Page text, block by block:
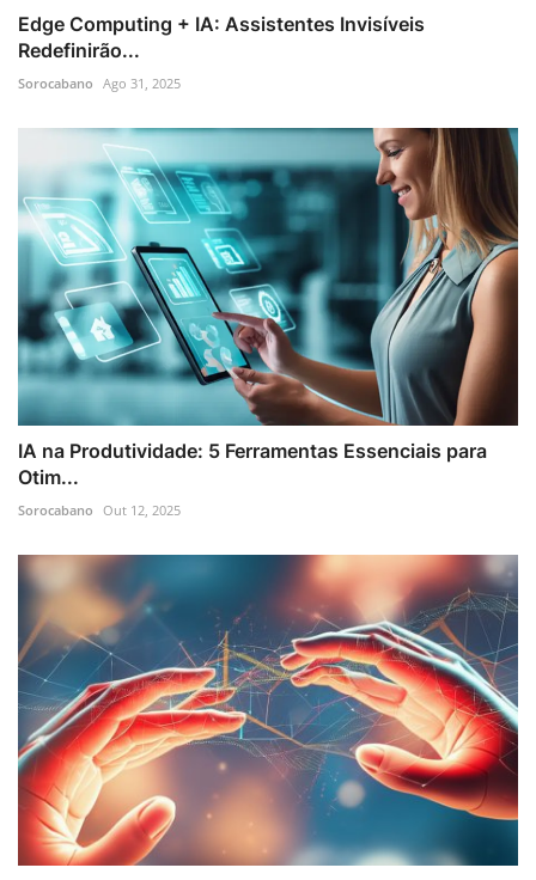
Edge Computing + IA: Assistentes Invisíveis
Redefinirão...
Sorocabano Ago 31, 2025
IA na Produtividade: 5 Ferramentas Essenciais para
Otim...
Sorocabano Out 12, 2025